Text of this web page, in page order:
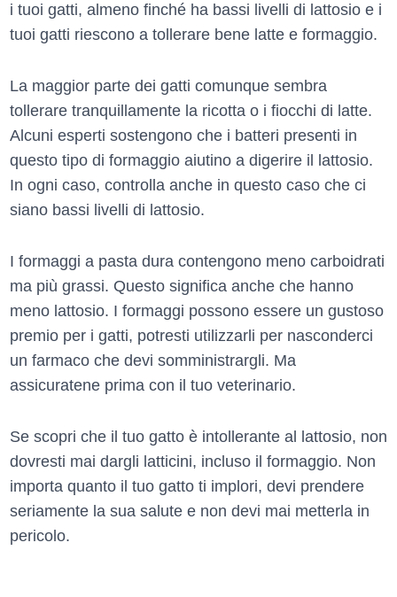
i tuoi gatti, almeno finché ha bassi livelli di lattosio e i
tuoi gatti riescono a tollerare bene latte e formaggio.
La maggior parte dei gatti comunque sembra
tollerare tranquillamente la ricotta o i fiocchi di latte.
Alcuni esperti sostengono che i batteri presenti in
questo tipo di formaggio aiutino a digerire il lattosio.
In ogni caso, controlla anche in questo caso che ci
siano bassi livelli di lattosio.
I formaggi a pasta dura contengono meno carboidrati
ma più grassi. Questo significa anche che hanno
meno lattosio. I formaggi possono essere un gustoso
premio per i gatti, potresti utilizzarli per nasconderci
un farmaco che devi somministrargli. Ma
assicuratene prima con il tuo veterinario.
Se scopri che il tuo gatto è intollerante al lattosio, non
dovresti mai dargli latticini, incluso il formaggio. Non
importa quanto il tuo gatto ti implori, devi prendere
seriamente la sua salute e non devi mai metterla in
pericolo.